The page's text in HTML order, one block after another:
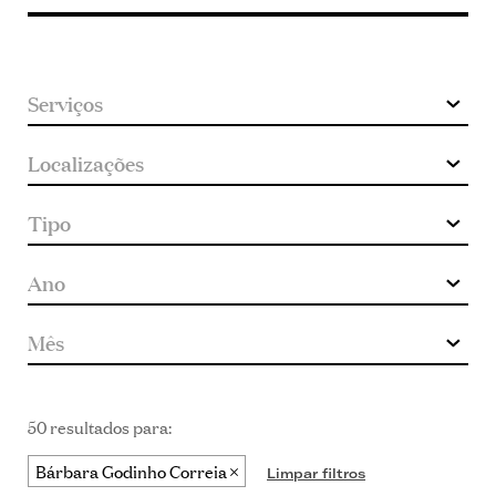
50 resultados para:
Bárbara Godinho Correia
Limpar filtros